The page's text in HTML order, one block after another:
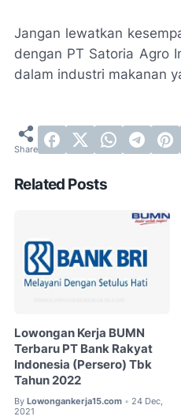
Jangan lewatkan
dengan PT Satoria Agro
dalam industri makanan
Related Posts
Lowongan Kerja BUMN
Terbaru PT Bank Rakyat
Indonesia (Persero) Tbk
Tahun 2022
By Lowongankerja15.com • 24 Dec,
2021